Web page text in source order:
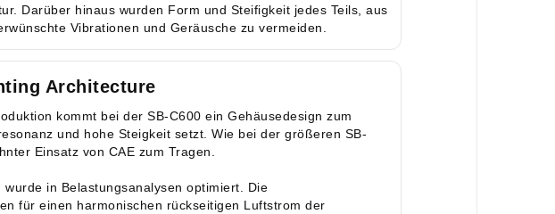
Darüber hinaus wurden Form und Steifigkeit jedes Teils, aus
Vibrationen und Geräusche zu vermeiden.
Architecture
kommt bei der SB-C600 ein Gehäusedesign zum
und hohe Steigkeit setzt. Wie bei der größeren SB-
Einsatz von CAE zum Tragen.
in Belastungsanalysen optimiert. Die
für einen harmonischen rückseitigen Luftstrom der